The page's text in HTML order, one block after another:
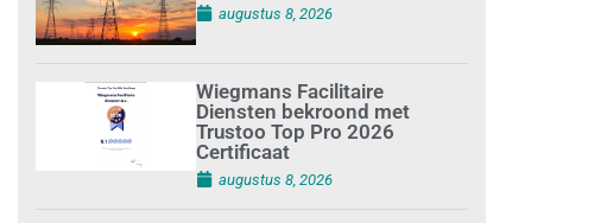
augustus 8, 2026
Wiegmans Facilitaire
Diensten bekroond met
Trustoo Top Pro 2026
Certificaat
augustus 8, 2026